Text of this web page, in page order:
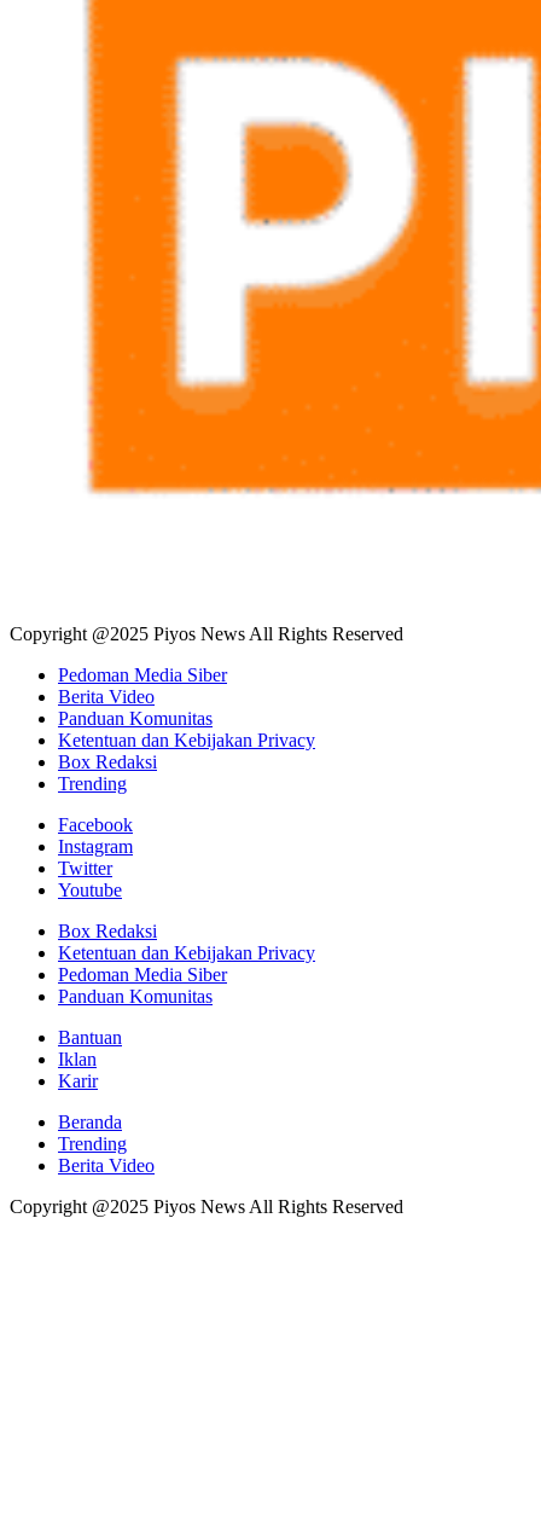
Copyright @2025 Piyos News All Rights Reserved
Pedoman Media Siber
Berita Video
Panduan Komunitas
Ketentuan dan Kebijakan Privacy
Box Redaksi
Trending
Facebook
Instagram
Twitter
Youtube
Box Redaksi
Ketentuan dan Kebijakan Privacy
Pedoman Media Siber
Panduan Komunitas
Bantuan
Iklan
Karir
Beranda
Trending
Berita Video
Copyright @2025 Piyos News All Rights Reserved